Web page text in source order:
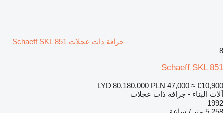
جرافة ذات عجلات Schaeff SKL 851
8
Schaeff SKL 851
LYD 80,180.000 PLN 47,000 ≈ €10,900
آلات البناء - جرافة ذات عجلات
1992
5.258 متر / ساعة